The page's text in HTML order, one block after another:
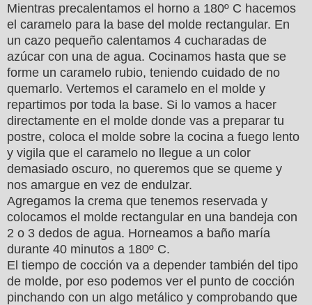
Mientras precalentamos el horno a 180º C hacemos
el caramelo para la base del molde rectangular. En
un cazo pequeño calentamos 4 cucharadas de
azúcar con una de agua. Cocinamos hasta que se
forme un caramelo rubio, teniendo cuidado de no
quemarlo. Vertemos el caramelo en el molde y
repartimos por toda la base. Si lo vamos a hacer
directamente en el molde donde vas a preparar tu
postre, coloca el molde sobre la cocina a fuego lento
y vigila que el caramelo no llegue a un color
demasiado oscuro, no queremos que se queme y
nos amargue en vez de endulzar.
Agregamos la crema que tenemos reservada y
colocamos el molde rectangular en una bandeja con
2 o 3 dedos de agua. Horneamos a baño maría
durante 40 minutos a 180º C.
El tiempo de cocción va a depender también del tipo
de molde, por eso podemos ver el punto de cocción
pinchando con un algo metálico y comprobando que